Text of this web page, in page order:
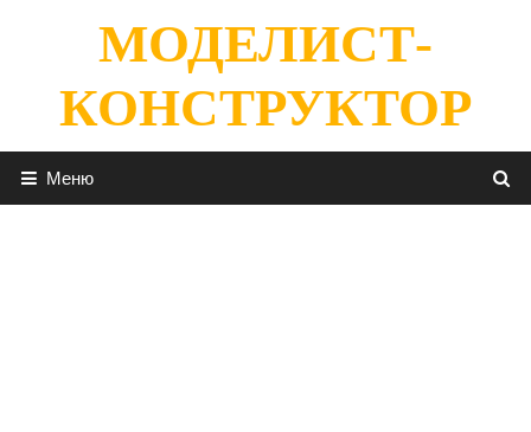
содержимомуМОДЕЛИСТ-
КОНСТРУКТОР
Меню